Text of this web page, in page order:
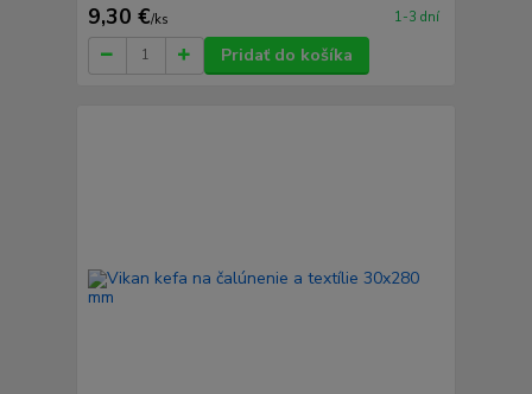
9,30 €/ks 1-3 dní
Pridať do košíka